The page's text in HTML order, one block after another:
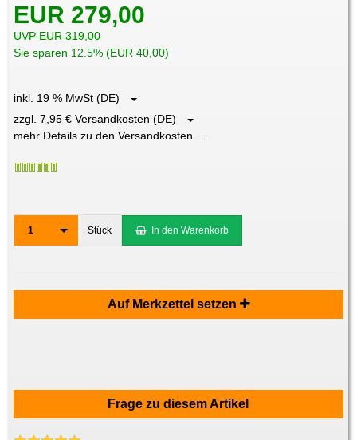
EUR 279,00
UVP EUR 319,00
Sie sparen 12.5% (EUR 40,00)
inkl. 19 % MwSt (DE)
zzgl. 7,95 € Versandkosten (DE)
mehr Details zu den Versandkosten ...
1 Stück In den Warenkorb
Auf Merkzettel setzen
Frage zu diesem Artikel